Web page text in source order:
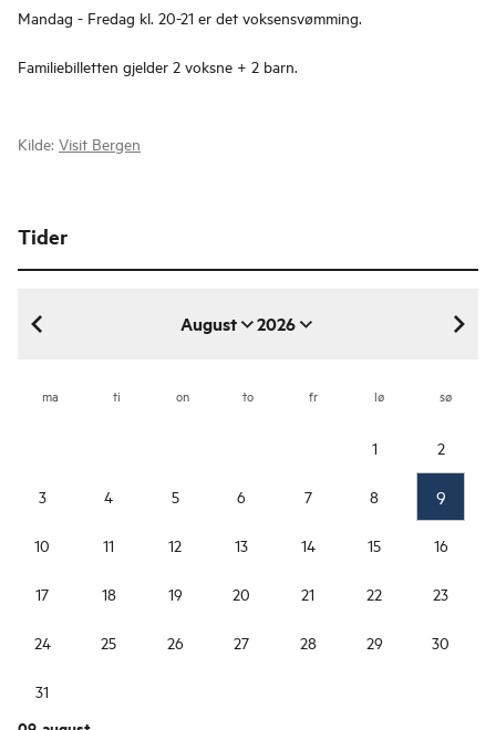
Mandag - Fredag kl. 20-21 er det voksensvømming.
Familiebilletten gjelder 2 voksne + 2 barn.
Kilde: Visit Bergen
Tider
August 2026
august 2026
ma ti on to fr lø sø
1 2
3 4 5 6 7 8 9
10 11 12 13 14 15 16
17 18 19 20 21 22 23
24 25 26 27 28 29 30
31